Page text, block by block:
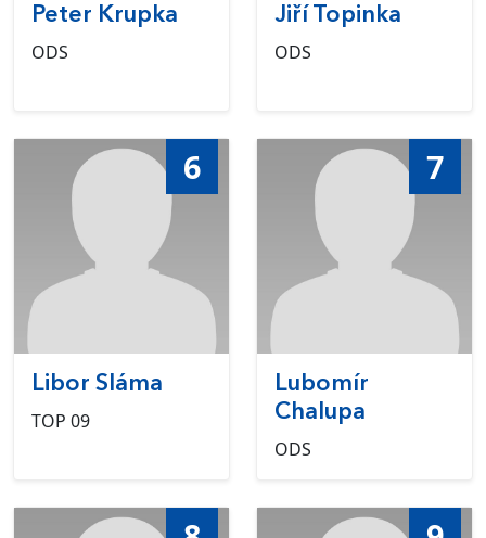
Peter Krupka
ODS
Jiří Topinka
ODS
6
Libor Sláma
TOP 09
7
Lubomír
Chalupa
ODS